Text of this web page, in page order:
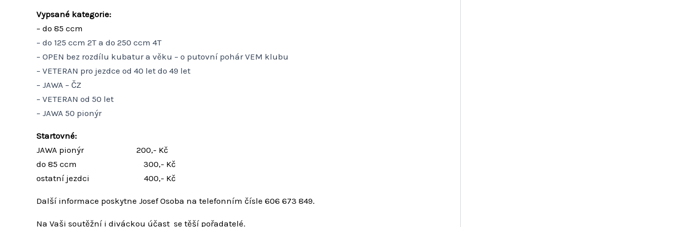
Vypsané kategorie:
– do 85 ccm
– do 125 ccm 2T a do 250 ccm 4T
– OPEN bez rozdílu kubatur a věku – o putovní pohár VEM klubu
– VETERAN pro jezdce od 40 let do 49 let
– JAWA – ČZ
– VETERAN od 50 let
– JAWA 50 pionýr
Startovné:
JAWA pionýr 200,- Kč
do 85 ccm 300,- Kč
ostatní jezdci 400,- Kč
Další informace poskytne Josef Osoba na telefonním čísle 606 673 849.
Na Vaši soutěžní i diváckou účast se těší pořadatelé.